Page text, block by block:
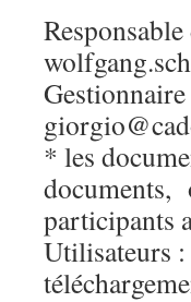
* les
documents,
participants
Utilisateurs